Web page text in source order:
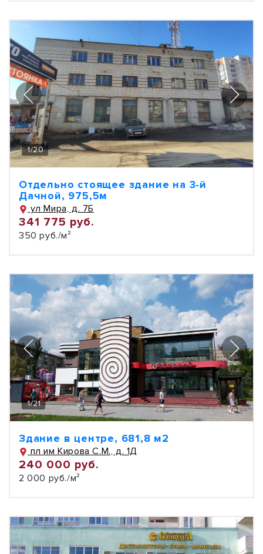
1/20
Отдельно стоящее здание на 3-й
Дачной, 975,5м
ул Мира, д. 7Б
341 775 руб.
350 руб./м²
1/21
Здание в центре, 681,8 м2
пл им Кирова С.М., д. 1Д
240 000 руб.
2 000 руб./м²